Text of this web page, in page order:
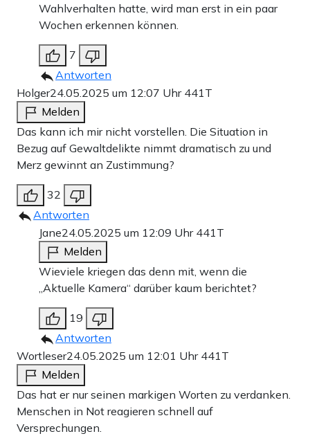
Wahlverhalten hatte, wird man erst in ein paar
Wochen erkennen können.
7
Antworten
Holger24.05.2025 um 12:07 Uhr 441T
Melden
Das kann ich mir nicht vorstellen. Die Situation in
Bezug auf Gewaltdelikte nimmt dramatisch zu und
Merz gewinnt an Zustimmung?
32
Antworten
Jane24.05.2025 um 12:09 Uhr 441T
Melden
Wieviele kriegen das denn mit, wenn die
„Aktuelle Kamera“ darüber kaum berichtet?
19
Antworten
Wortleser24.05.2025 um 12:01 Uhr 441T
Melden
Das hat er nur seinen markigen Worten zu verdanken.
Menschen in Not reagieren schnell auf
Versprechungen.